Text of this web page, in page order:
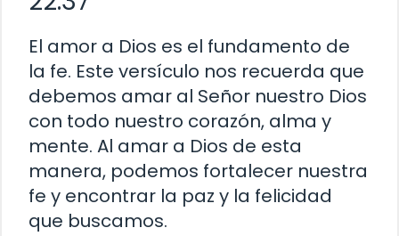
El amor a Dios es el fundamento de
la fe. Este versículo nos recuerda que
debemos amar al Señor nuestro Dios
con todo nuestro corazón, alma y
mente. Al amar a Dios de esta
manera, podemos fortalecer nuestra
fe y encontrar la paz y la felicidad
que buscamos.